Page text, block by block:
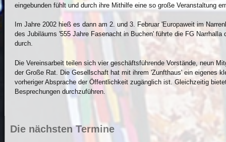
eingebunden fühlt und durch ihre Mithilfe eine so große Veranstaltung
Im Jahre 2002 hieß es dann am 2. und 3. Februar 'Europaweit im
des Jubiläums '555 Jahre Fasenacht in Buchen' führte die FG Narrhalla
durch.
Die Vereinsarbeit teilen sich vier geschäftsführende Vorstände, neun
der Große Rat. Die Gesellschaft hat mit ihrem 'Zunfthaus' ein eigenes
vorheriger Absprache der Öffentlichkeit zugänglich ist. Gleichzeitig
Besprechungen durchzuführen.
Die nächsten Termine